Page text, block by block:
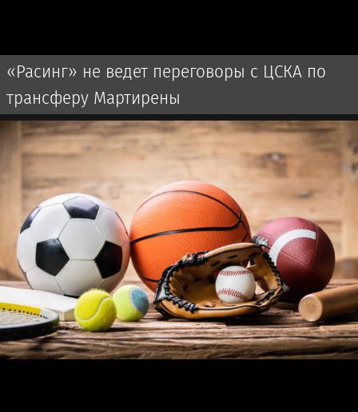
«Расинг» не ведет переговоры с ЦСКА по
трансферу Мартирены